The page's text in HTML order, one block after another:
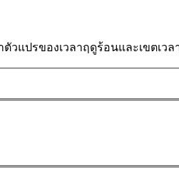
ปรของเวลาฤดูร้อนและเขตเว